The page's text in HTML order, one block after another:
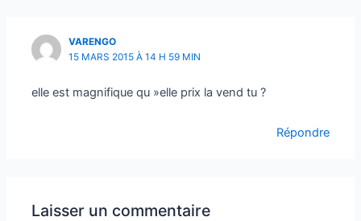
VARENGO
15 MARS 2015 À 14 H 59 MIN
elle est magnifique qu »elle prix la vend tu ?
Répondre
Laisser un commentaire